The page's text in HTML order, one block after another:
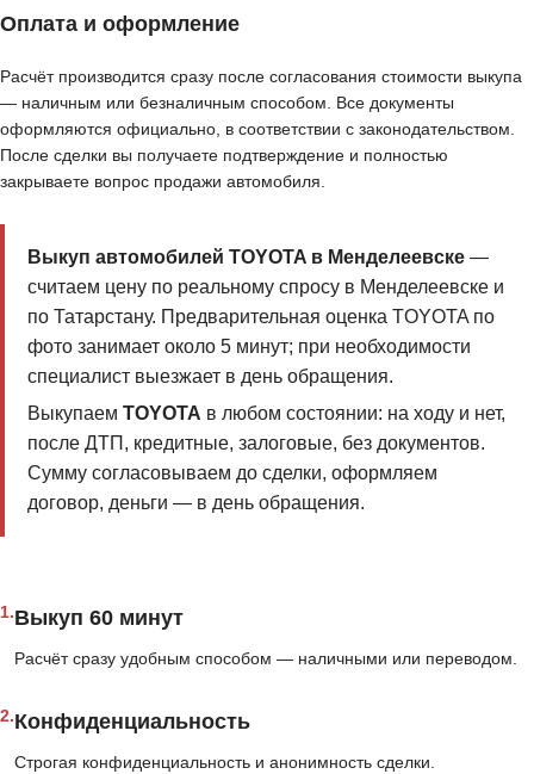
Оплата и оформление
Расчёт производится сразу после согласования стоимости выкупа
— наличным или безналичным способом. Все документы
оформляются официально, в соответствии с законодательством.
После сделки вы получаете подтверждение и полностью
закрываете вопрос продажи автомобиля.
Выкуп автомобилей TOYOTA в Менделеевске—
считаем цену по реальному спросу в Менделеевске и
по Татарстану. Предварительная оценка TOYOTA по
фото занимает около 5 минут; при необходимости
специалист выезжает в день обращения.
Выкупаем TOYOTA в любом состоянии: на ходу и нет,
после ДТП, кредитные, залоговые, без документов.
Сумму согласовываем до сделки, оформляем
договор, деньги — в день обращения.
1.Выкуп 60 минут
Расчёт сразу удобным способом — наличными или переводом.
2.Конфиденциальность
Строгая конфиденциальность и анонимность сделки.